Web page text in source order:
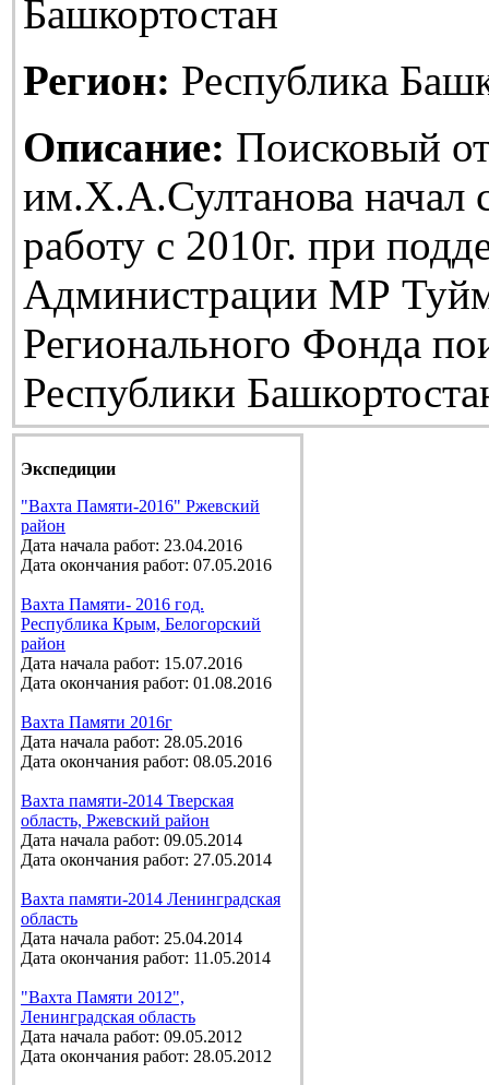
Башкортостан
Регион: Республика
Описание: Поисковый
им.Х.А.Султанова начал
работу с 2010г. при
Администрации МР
Регионального Фонда
Республики
Экспедиции
"Вахта Памяти-2016" Ржевский
район
Дата начала работ: 23.04.2016
Дата окончания работ: 07.05.2016
Вахта Памяти- 2016 год.
Республика Крым, Белогорский
район
Дата начала работ: 15.07.2016
Дата окончания работ: 01.08.2016
Вахта Памяти 2016г
Дата начала работ: 28.05.2016
Дата окончания работ: 08.05.2016
Вахта памяти-2014 Тверская
область, Ржевский район
Дата начала работ: 09.05.2014
Дата окончания работ: 27.05.2014
Вахта памяти-2014 Ленинградская
область
Дата начала работ: 25.04.2014
Дата окончания работ: 11.05.2014
"Вахта Памяти 2012",
Ленинградская область
Дата начала работ: 09.05.2012
Дата окончания работ: 28.05.2012